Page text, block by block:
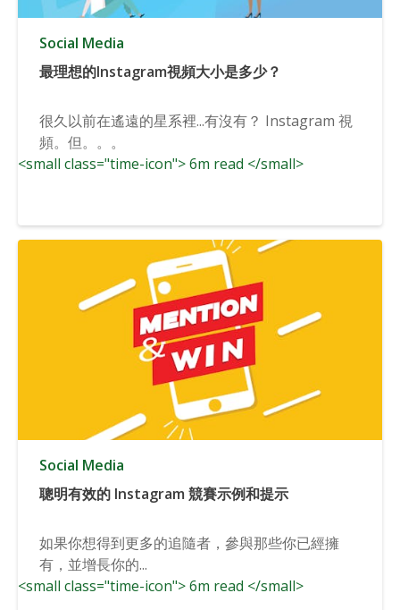
Social Media
最理想的Instagram視頻大小是多少？
很久以前在遙遠的星系裡...有沒有？ Instagram 視
頻。但。。。
<small class="time-icon"> 6m read </small>
Social Media
聰明有效的 Instagram 競賽示例和提示
如果你想得到更多的追隨者，參與那些你已經擁
有，並增長你的...
<small class="time-icon"> 6m read </small>